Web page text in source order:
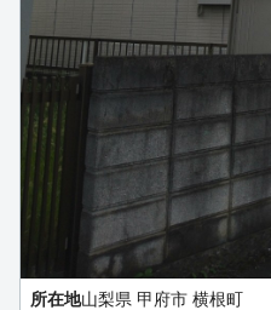
所在地山梨県 甲府市 横根町